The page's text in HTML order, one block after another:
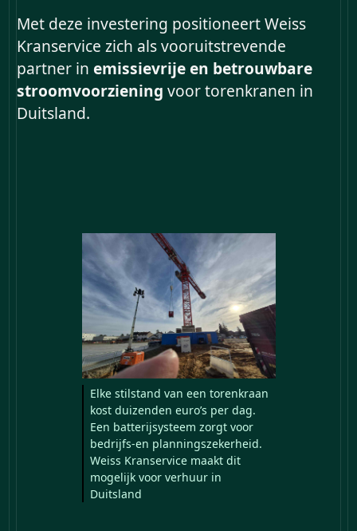
Met deze investering positioneert Weiss
Kranservice zich als vooruitstrevende
partner in emissievrije en betrouwbare
stroomvoorziening voor torenkranen in
Duitsland.
Elke stilstand van een torenkraan
kost duizenden euro’s per dag.
Een batterijsysteem zorgt voor
bedrijfs-en planningszekerheid.
Weiss Kranservice maakt dit
mogelijk voor verhuur in
Duitsland